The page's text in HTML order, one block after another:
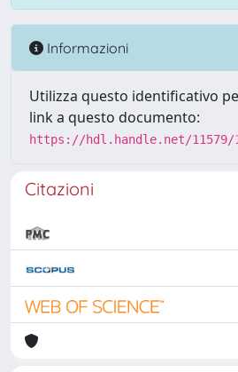
Informazioni
Utilizza questo identificativo
link a questo documento:
https://hdl.handle.net/11579/
Citazioni